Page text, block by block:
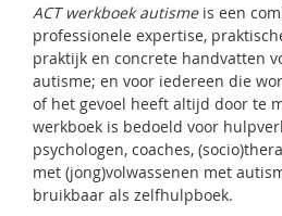
ACT werkboek autismeis een
professionele expertise,
praktijk en concrete handvatten
autisme; en voor iedereen die
of het gevoel heeft altijd door te
werkboek is bedoeld voor
psychologen, coaches,
met (jong)volwassenen met
bruikbaar als zelfhulpboek.